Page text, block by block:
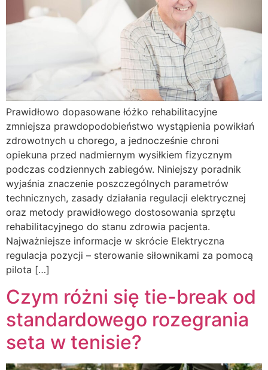
Prawidłowo dopasowane łóżko rehabilitacyjne
zmniejsza prawdopodobieństwo wystąpienia powikłań
zdrowotnych u chorego, a jednocześnie chroni
opiekuna przed nadmiernym wysiłkiem fizycznym
podczas codziennych zabiegów. Niniejszy poradnik
wyjaśnia znaczenie poszczególnych parametrów
technicznych, zasady działania regulacji elektrycznej
oraz metody prawidłowego dostosowania sprzętu
rehabilitacyjnego do stanu zdrowia pacjenta.
Najważniejsze informacje w skrócie Elektryczna
regulacja pozycji – sterowanie siłownikami za pomocą
pilota […]
Czym różni się tie-break od
standardowego rozegrania
seta w tenisie?